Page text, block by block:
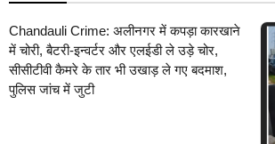
Chandauli Crime: अलीनगर में कपड़ा कारखाने
में चोरी, बैटरी-इन्वर्टर और एलईडी ले उड़े चोर,
सीसीटीवी कैमरे के तार भी उखाड़ ले गए बदमाश,
पुलिस जांच में जुटी